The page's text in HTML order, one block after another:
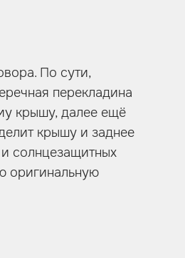
По сути,
перекладина
крышу, далее ещё
крышу и заднее
солнцезащитных
оригинальную